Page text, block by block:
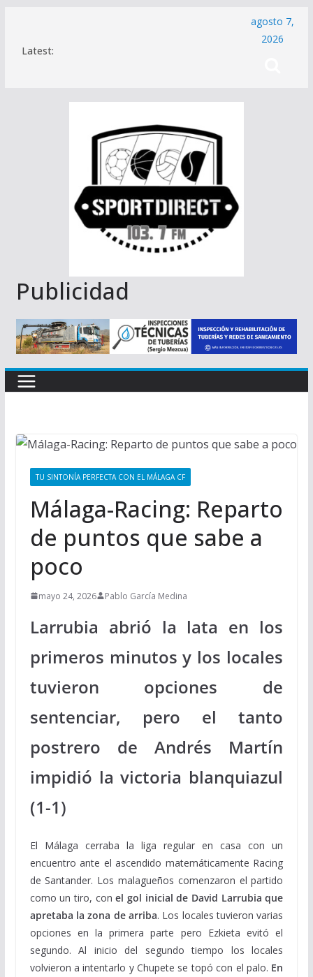
contenido
Latest:
agosto 7,
2026
Publicidad
TU SINTONÍA PERFECTA CON EL MÁLAGA CF
Málaga-Racing: Reparto
de puntos que sabe a
poco
mayo 24, 2026 Pablo García Medina
Larrubia abrió la lata en los
primeros minutos y los locales
tuvieron opciones de
sentenciar, pero el tanto
postrero de Andrés Martín
impidió la victoria blanquiazul
(1-1)
El Málaga cerraba la liga regular en casa con un
encuentro ante el ascendido matemáticamente Racing
de Santander. Los malagueños comenzaron el partido
como un tiro, conel gol inicial de David Larrubia que
apretaba la zona de arriba. Los locales tuvieron varias
opciones en la primera parte pero Ezkieta evitó el
segundo. Al inicio del segundo tiempo los locales
volvieron a intentarlo y Chupete se topó con el palo. En